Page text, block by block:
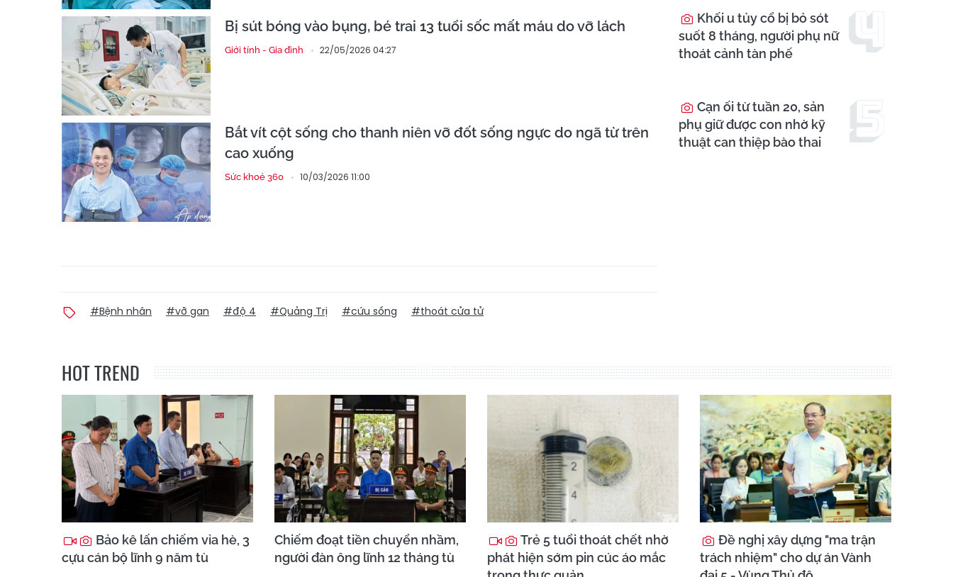
Bị sút bóng vào bụng, bé trai 13 tuổi sốc mất máu do vỡ lách
Giới tính - Gia đình 22/05/2026 04:27
Bắt vít cột sống cho thanh niên vỡ đốt sống ngực do ngã từ trên
cao xuống
Sức khoẻ 360 10/03/2026 11:00
#Bệnh nhân #vỡ gan #độ 4 #Quảng Trị #cứu sống #thoát cửa tử
Khối u tủy cổ bị bỏ sót
suốt 8 tháng, người phụ nữ
thoát cảnh tàn phế
Cạn ối từ tuần 20, sản
phụ giữ được con nhờ kỹ
thuật can thiệp bào thai
HOT TREND
Bảo kê lấn chiếm vỉa hè, 3
cựu cán bộ lĩnh 9 năm tù
Chiếm đoạt tiền chuyển nhầm,
người đàn ông lĩnh 12 tháng tù
Trẻ 5 tuổi thoát chết nhờ
phát hiện sớm pin cúc áo mắc
Đề nghị xây dựng "ma trận
trách nhiệm" cho dự án Vành